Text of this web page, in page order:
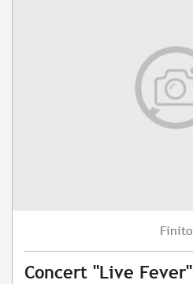
Finito
Concert "Live Fever"